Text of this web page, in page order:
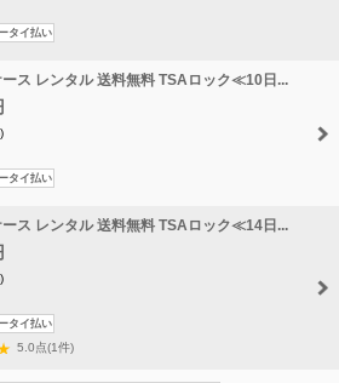
タイ払い
ース レンタル 送料無料 TSAロック≪10日...
タイ払い
ース レンタル 送料無料 TSAロック≪14日...
タイ払い
5.0点(1件)